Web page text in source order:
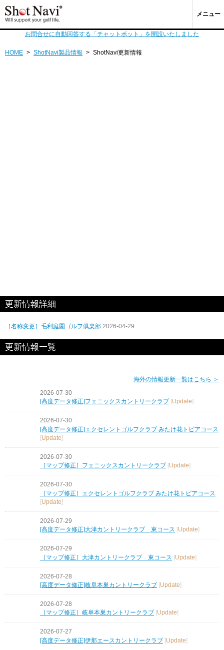
メニュー
お問合せに自動回答する「チャットボット」を開設いたしました
HOME > ShotNavi製品情報 > ShotNavi更新情報
更新情報詳細
［名称変更］毛利庭園ゴルフ倶楽部 2026-04-29
更新情報一覧
海外の情報更新一覧はこちら ＞
2026-07-30
[高度データ修正]フェニックスカントリークラブ
Update
2026-07-30
[高度データ修正]エクセレントゴルフクラブ みたけ花トピアコース
[Update]
2026-07-30
［マップ修正］フェニックスカントリークラブ [Update]
2026-07-30
［マップ修正］エクセレントゴルフクラブ みたけ花トピアコース
[Update]
2026-07-29
[高度データ修正]大津カントリークラブ 東コース [Update]
2026-07-29
［マップ修正］大津カントリークラブ 東コース [Update]
2026-07-28
[高度データ修正]岐阜本巣カントリークラブ [Update]
2026-07-28
［マップ修正］岐阜本巣カントリークラブ
Update
2026-07-27
[高度データ修正]伊那エースカントリークラブ [Update]